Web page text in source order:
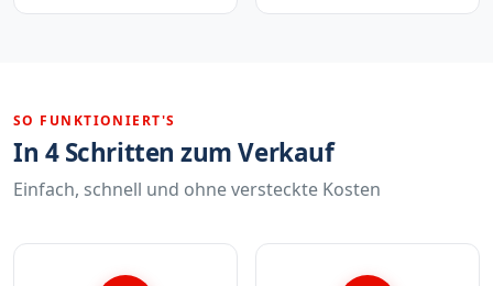
SO FUNKTIONIERT'S
In 4 Schritten zum Verkauf
Einfach, schnell und ohne versteckte Kosten